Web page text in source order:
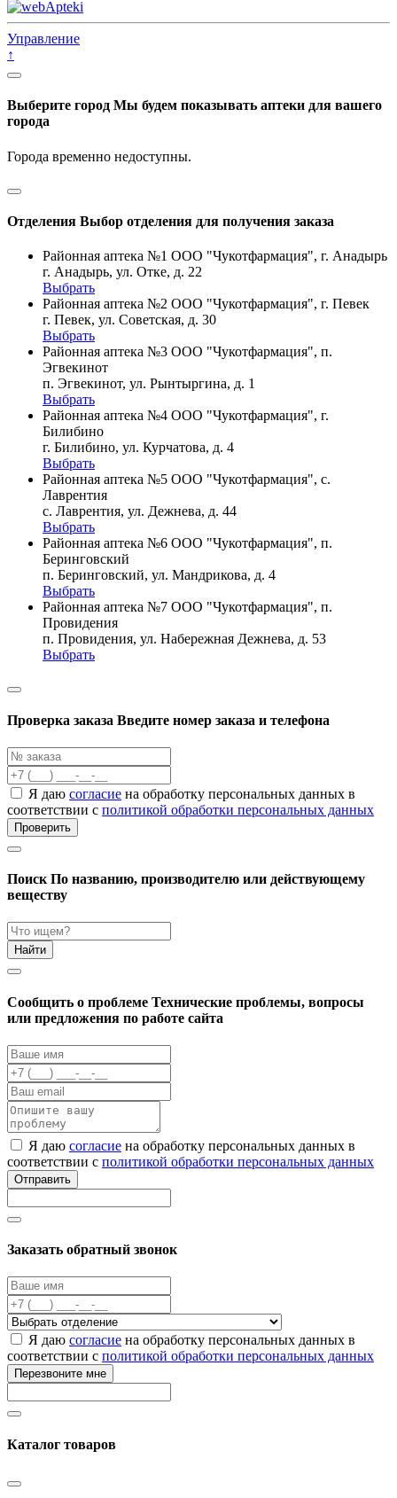
Управление
↑
Выберите город Мы будем показывать аптеки для вашего
города
Города временно недоступны.
Отделения Выбор отделения для получения заказа
Районная аптека №1 ООО "Чукотфармация", г. Анадырь
г. Анадырь, ул. Отке, д. 22
Выбрать
Районная аптека №2 ООО "Чукотфармация", г. Певек
г. Певек, ул. Советская, д. 30
Выбрать
Районная аптека №3 ООО "Чукотфармация", п.
Эгвекинот
п. Эгвекинот, ул. Рынтыргина, д. 1
Выбрать
Районная аптека №4 ООО "Чукотфармация", г.
Билибино
г. Билибино, ул. Курчатова, д. 4
Выбрать
Районная аптека №5 ООО "Чукотфармация", с.
Лаврентия
с. Лаврентия, ул. Дежнева, д. 44
Выбрать
Районная аптека №6 ООО "Чукотфармация", п.
Беринговский
п. Беринговский, ул. Мандрикова, д. 4
Выбрать
Районная аптека №7 ООО "Чукотфармация", п.
Провидения
п. Провидения, ул. Набережная Дежнева, д. 53
Выбрать
Проверка заказа Введите номер заказа и телефона
Я даю согласие на обработку персональных данных в
соответствии с политикой обработки персональных данных
Проверить
Поиск По названию, производителю или действующему
веществу
Найти
Cообщить о проблеме Технические проблемы, вопросы
или предложения по работе сайта
Я даю согласие на обработку персональных данных в
соответствии с политикой обработки персональных данных
Отправить
Заказать обратный звонок
Я даю согласие на обработку персональных данных в
соответствии с политикой обработки персональных данных
Перезвоните мне
Каталог товаров